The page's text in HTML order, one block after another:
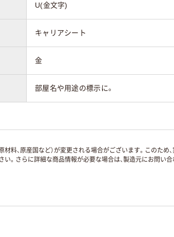
U(金文字)
キャリアシート
金
部屋名や用途の標示に。
料、原産国など）が変更される場合がございます。このため
。さらに詳細な商品情報が必要な場合は、製造元にお問い合